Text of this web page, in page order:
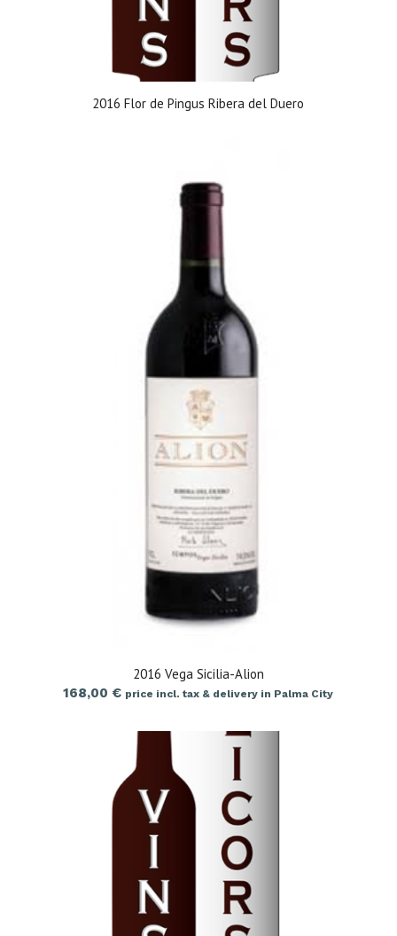
2016 Flor de Pingus Ribera del Duero
2016 Vega Sicilia-Alion
168,00€ price incl. tax & delivery in Palma City